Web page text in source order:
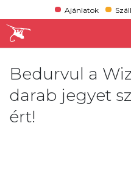
Ajánlatok
Bedurvul a
darab jegyet
ért!